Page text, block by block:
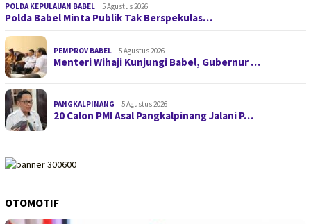
POLDA KEPULAUAN BABEL 5 Agustus 2026
Polda Babel Minta Publik Tak Berspekulas…
PEMPROV BABEL 5 Agustus 2026
Menteri Wihaji Kunjungi Babel, Gubernur …
PANGKALPINANG 5 Agustus 2026
20 Calon PMI Asal Pangkalpinang Jalani P…
OTOMOTIF